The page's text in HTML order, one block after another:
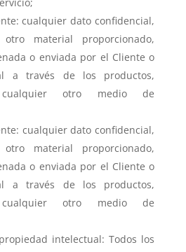
cualquier dato confidencial,
material proporcionado,
o enviada por el Cliente o
a través de los productos,
otro medio de
cualquier dato confidencial,
material proporcionado,
o enviada por el Cliente o
a través de los productos,
otro medio de
intelectual: Todos los